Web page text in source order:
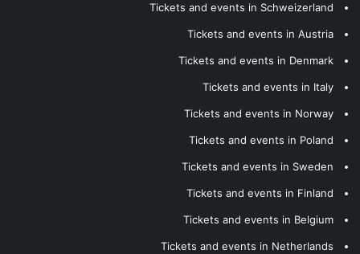
Tickets and events in Schweizerland
Tickets and events in Austria
Tickets and events in Denmark
Tickets and events in Italy
Tickets and events in Norway
Tickets and events in Poland
Tickets and events in Sweden
Tickets and events in Finland
Tickets and events in Belgium
Tickets and events in Netherlands